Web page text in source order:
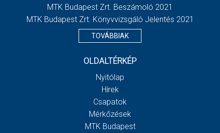
MTK Budapest Zrt. Beszámoló 2021
MTK Budapest Zrt. Könyvvizsgáló Jelentés 2021
TOVÁBBIAK
OLDALTÉRKÉP
Nyitólap
Hírek
Csapatok
Mérkőzések
MTK Budapest